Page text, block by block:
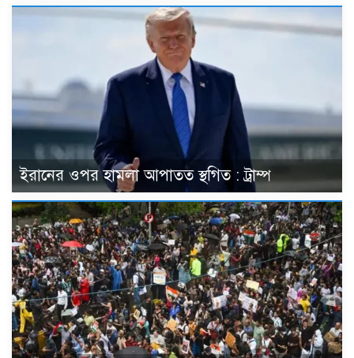
ইরানের ওপর হামলা আপাতত স্থগিত : ট্রাম্প